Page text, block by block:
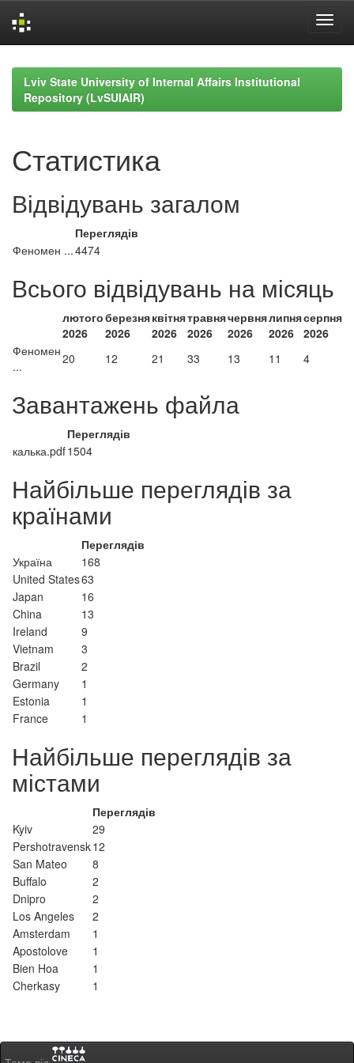
navigationLviv State University of Internal Affairs Institutional
Repository (LvSUIAIR)
Статистика
Відвідувань загалом
Переглядів
Феномен ...4474
Всього відвідувань на місяць
лютого
2026
березня
2026
квітня
2026
травня
2026
червня
2026
липня
2026
серпня
2026
Феномен
...
20 12 21 33 13 11 4
Завантажень файла
Переглядів
калька.pdf1504
Найбільше переглядів за
країнами
Переглядів
Україна
168
United States63
Japan
16
China
13
Ireland
9
Vietnam
3
Brazil
2
Germany
1
Estonia
1
France
1
Найбільше переглядів за
містами
Переглядів
Kyiv
29
Pershotravensk12
San Mateo
8
Buffalo
2
Dnipro
2
Los Angeles
2
Amsterdam
1
Apostolove
1
Bien Hoa
1
Cherkasy
1